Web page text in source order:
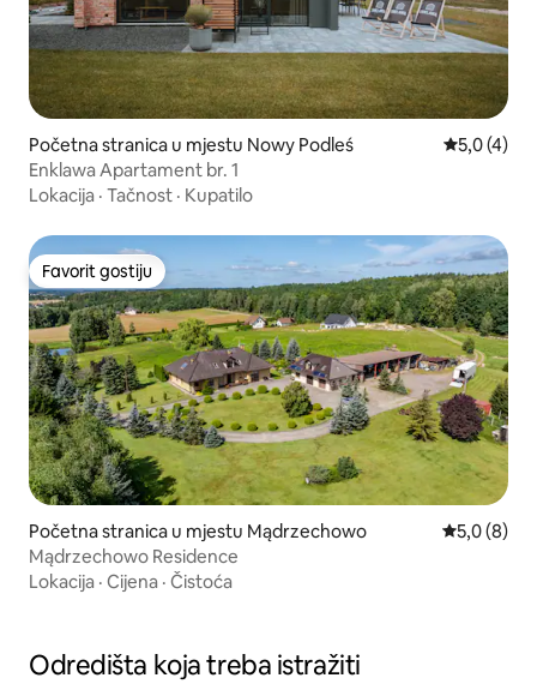
Početna stranica u mjestu Nowy Podleś prosječna
5,0 (4)
Enklawa Apartament br. 1
Lokacija · Tačnost · Kupatilo
Favorit gostiju
Favorit gostiju
Početna stranica u mjestu Mądrzechowo prosječna
5,0 (8)
Mądrzechowo Residence
Lokacija · Cijena · Čistoća
Odredišta koja treba istražiti